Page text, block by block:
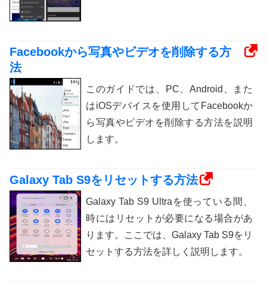
Facebookから写真やビデオを削除する方
法
このガイドでは、PC、Android、また
はiOSデバイスを使用してFacebookか
ら写真やビデオを削除する方法を説明
します。
Galaxy Tab S9をリセットする方法
Galaxy Tab S9 Ultraを使っている間、
時にはリセットが必要になる場合があ
ります。ここでは、Galaxy Tab S9をリ
セットする方法を詳しく説明します。